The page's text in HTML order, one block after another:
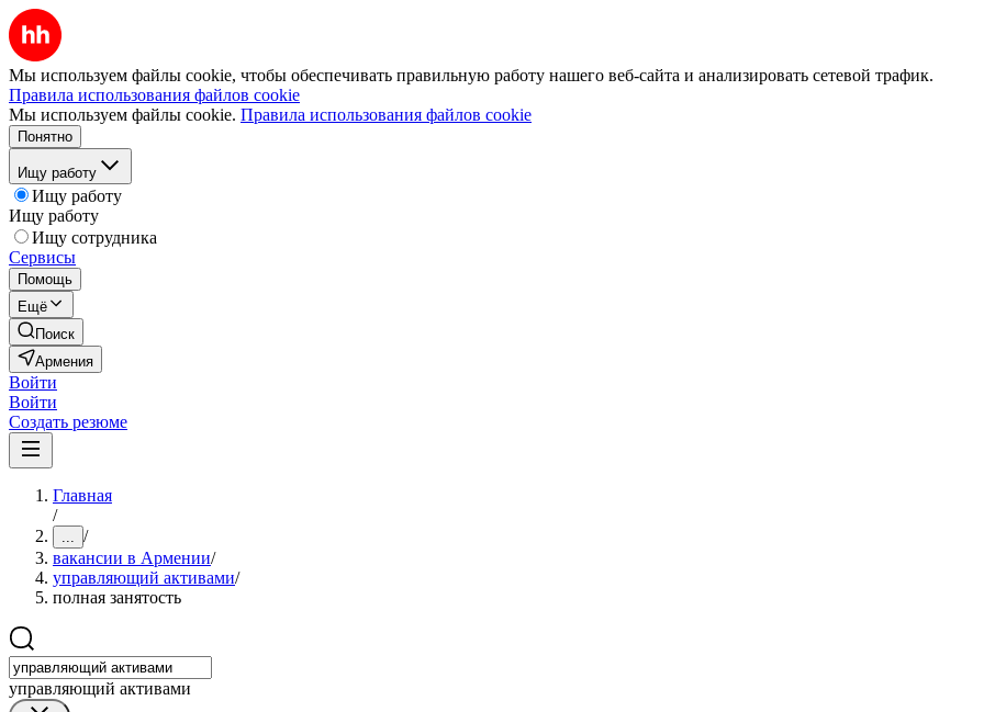
Мы используем файлы cookie, чтобы обеспечивать правильную работу нашего веб-сайта и анализировать сетевой трафик.
Правила использования файлов cookie
Мы используем файлы cookie. Правила использования файлов cookie
Понятно
Ищу работу
Ищу работу
Ищу работу
Ищу сотрудника
Сервисы
Помощь
Ещё
Поиск
Армения
Войти
Войти
Создать резюме
Главная
/
... /
вакансии в Армении/
управляющий активами/
полная занятость
управляющий активами